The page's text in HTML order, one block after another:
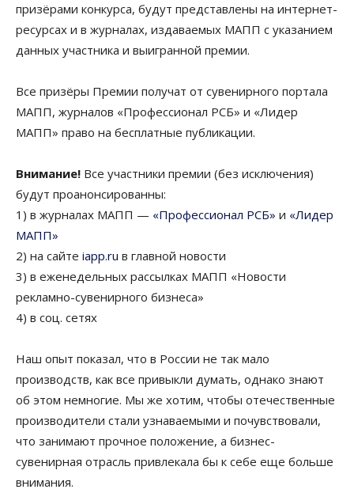
призёрами конкурса, будут представлены на интернет-
ресурсах и в журналах, издаваемых МАПП с указанием
данных участника и выигранной премии.
Все призёры Премии получат от сувенирного портала
МАПП, журналов «Профессионал РСБ» и «Лидер
МАПП» право на бесплатные публикации.
Внимание! Все участники премии (без исключения)
будут проанонсированны:
1) в журналах МАПП — «Профессионал РСБ» и «Лидер
МАПП»
2) на сайте iapp.ru в главной новости
3) в еженедельных рассылках МАПП «Новости
рекламно-сувенирного бизнеса»
4) в соц. сетях
Наш опыт показал, что в России не так мало
производств, как все привыкли думать, однако знают
об этом немногие. Мы же хотим, чтобы отечественные
производители стали узнаваемыми и почувствовали,
что занимают прочное положение, а бизнес-
сувенирная отрасль привлекала бы к себе еще больше
внимания.